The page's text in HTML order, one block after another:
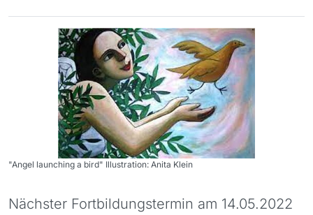
Nächster Fortbildungstermin am 14.05.2022
"Angel launching a bird" Illustration: Anita Klein